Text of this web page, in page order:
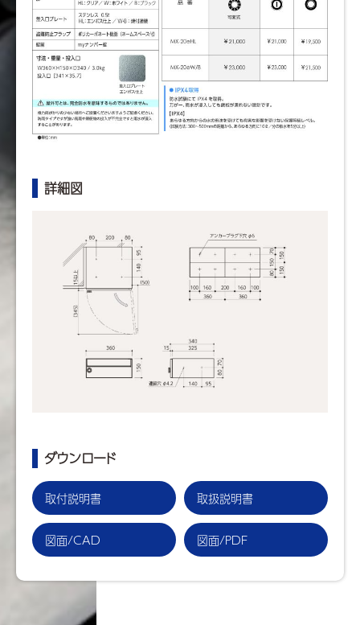
詳細図
ダウンロード
取付説明書 取扱説明書
図面/CAD 図面/PDF